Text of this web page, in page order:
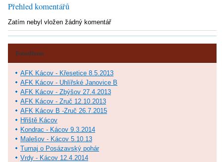
Přehled komentářů
Zatím nebyl vložen žádný komentář
Fotoalbum
AFK Kácov - Křesetice 8.5.2013
AFK Kácov - Uhlířské Janovice B
AFK Kácov - Zbýšov 27.4.2013
AFK Kácov - Zruč 12.10.2013
AFK Kácov B -Zruč 26.7.2015
Hřiště Kácov
Kondrac - Kácov 9.3.2014
Malešov - Kácov 5.10.13
Turnaj o Posázavský pohár
Vrdy - Kácov 12.4.2014